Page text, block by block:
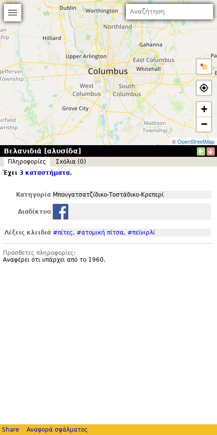
+
−
©OpenStreetMap
Βελανιδιά [αλυσίδα]
Πληροφορίες
Σxόλια (0)
Έχει 3 καταστήματα.
Κατηγορία Μπουγατσατζίδικο-Τοστάδικο-Κρεπερί
Διαδίκτυο
Λέξεις κλειδιά #πίτες, #ατομική πίτσα, #πεϊνιρλί
Πρόσθετες πληροφορίες:
Αναφέρει ότι υπάρχει από το 1960.
Share Αναφορά σφάλματος